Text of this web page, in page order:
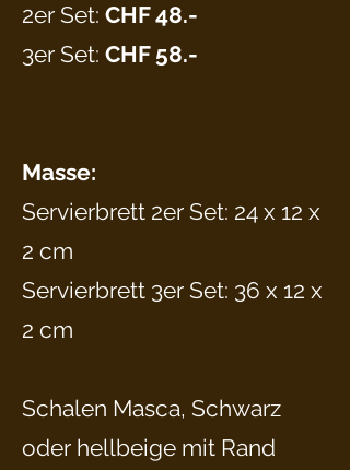
2er Set: CHF 48.-
3er Set: CHF 58.-
Masse:
Servierbrett 2er Set: 24 x 12 x
2 cm
Servierbrett 3er Set: 36 x 12 x
2 cm
Schalen Masca, Schwarz
oder hellbeige mit Rand